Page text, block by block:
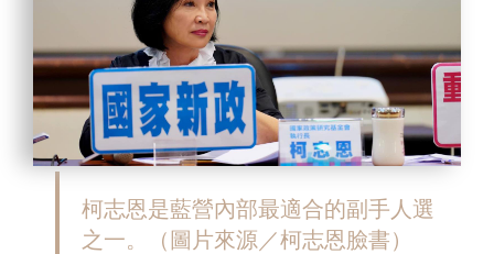
柯志恩是藍營內部最適合的副手人選
之一。（圖片來源／柯志恩臉書）